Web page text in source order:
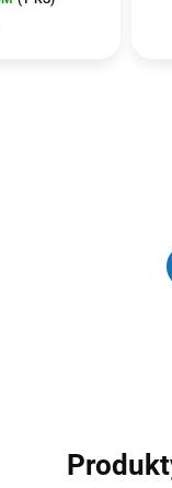
W11Pro